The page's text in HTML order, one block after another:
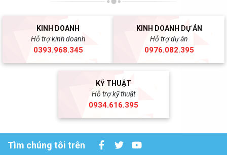
KINH DOANH
Hỗ trợ kinh doanh
0393.968.345
KINH DOANH DỰ ÁN
Hỗ trợ dự án
0976.082.395
KỸ THUẬT
Hỗ trợ kỹ thuật
0934.616.395
Tìm chúng tôi trên